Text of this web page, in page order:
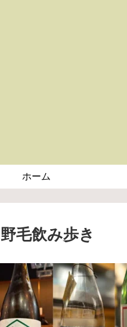
ホーム
野毛飲み歩き